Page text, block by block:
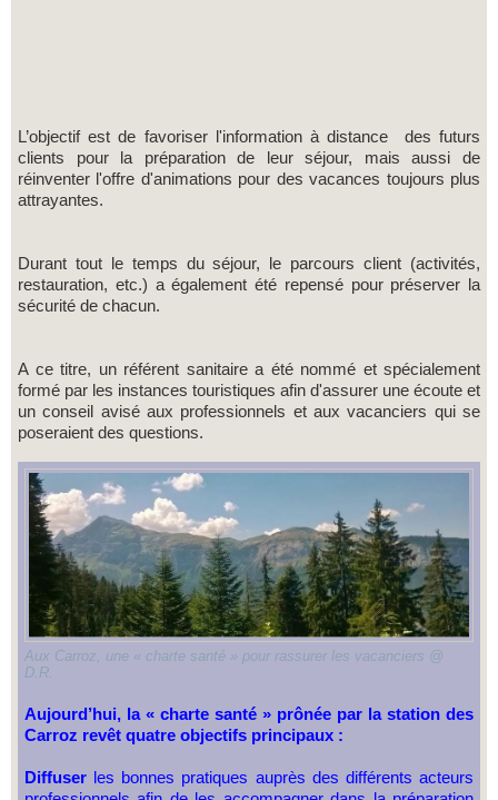
L’objectif est de favoriser l'information à distance des futurs
clients pour la préparation de leur séjour, mais aussi de
réinventer l'offre d'animations pour des vacances toujours plus
attrayantes.
Durant tout le temps du séjour, le parcours client (activités,
restauration, etc.) a également été repensé pour préserver la
sécurité de chacun.
A ce titre, un référent sanitaire a été nommé et spécialement
formé par les instances touristiques afin d'assurer une écoute et
un conseil avisé aux professionnels et aux vacanciers qui se
poseraient des questions.
Aux Carroz, une « charte santé » pour rassurer les vacanciers @
D.R.
Aujourd’hui, la « charte santé » prônée par la station des
Carroz revêt quatre objectifs principaux :
Diffuser les bonnes pratiques auprès des différents acteurs